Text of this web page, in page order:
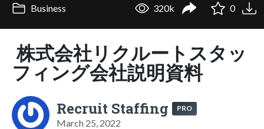
Business 320k 0
株式会社リクルートスタッ
フィング会社説明資料
Recruit Staffing PRO
March 25, 2022